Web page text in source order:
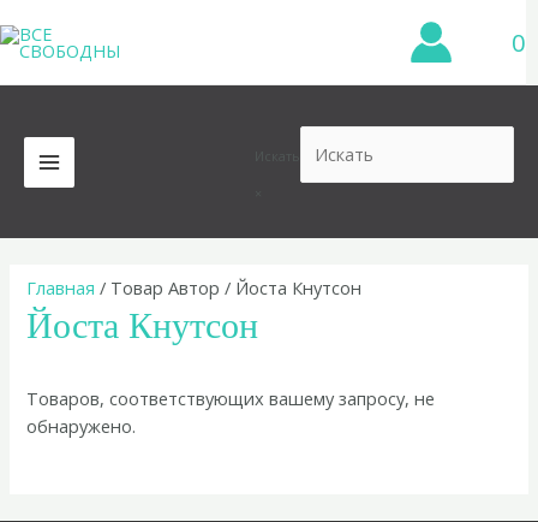
к
содержимому
0
MAIN
MENU
Главная / Товар Автор / Йоста Кнутсон
Йоста Кнутсон
Товаров, соответствующих вашему запросу, не
обнаружено.